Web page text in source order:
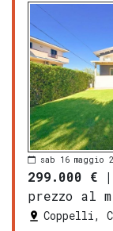
sab 16 maggio
299.000 € |
prezzo al
Coppelli,